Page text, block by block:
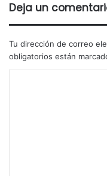
Deja un
Tu dirección de correo
obligatorios están